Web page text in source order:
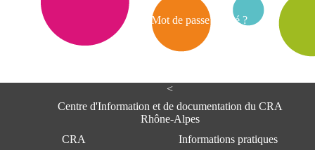
<
Centre d'Information et de documentation du CRA
Rhône-Alpes
CRA
Informations pratiques
Mot de passe oublié ?
e
e